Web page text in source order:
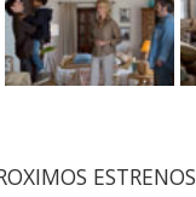
ESTRENOS